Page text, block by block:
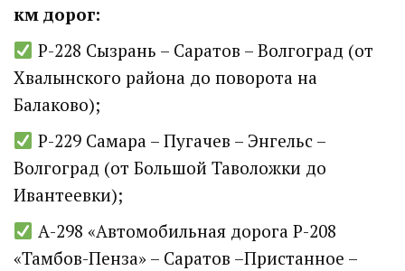
км дорог:
Р-228 Сызрань – Саратов – Волгоград (от
Хвалынского района до поворота на
Балаково);
Р-229 Самара – Пугачев – Энгельс –
Волгоград (от Большой Таволожки до
Ивантеевки);
А-298 «Автомобильная дорога Р-208
«Тамбов-Пенза» – Саратов –Пристанное –